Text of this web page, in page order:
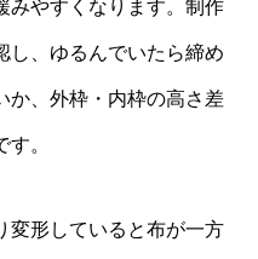
みやすくなります。制作
し、ゆるんでいたら締め
か、外枠・内枠の高さ差
。
変形していると布が一方